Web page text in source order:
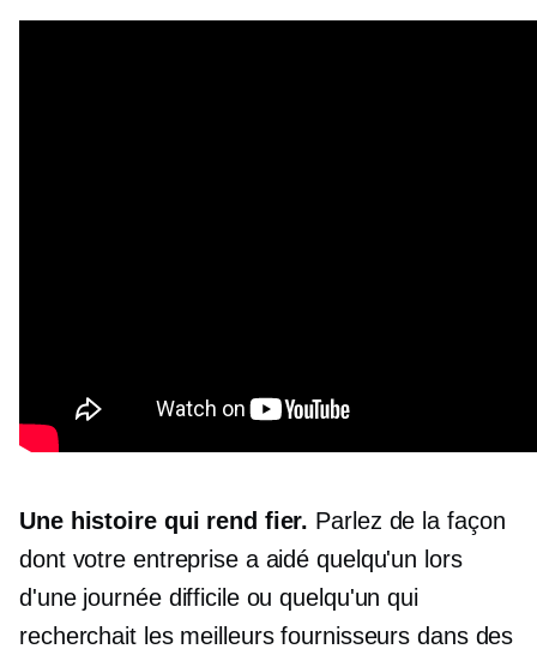
Une histoire qui rend fier. Parlez de la façon
dont votre entreprise a aidé quelqu'un lors
d'une journée difficile ou quelqu'un qui
recherchait les meilleurs fournisseurs dans des